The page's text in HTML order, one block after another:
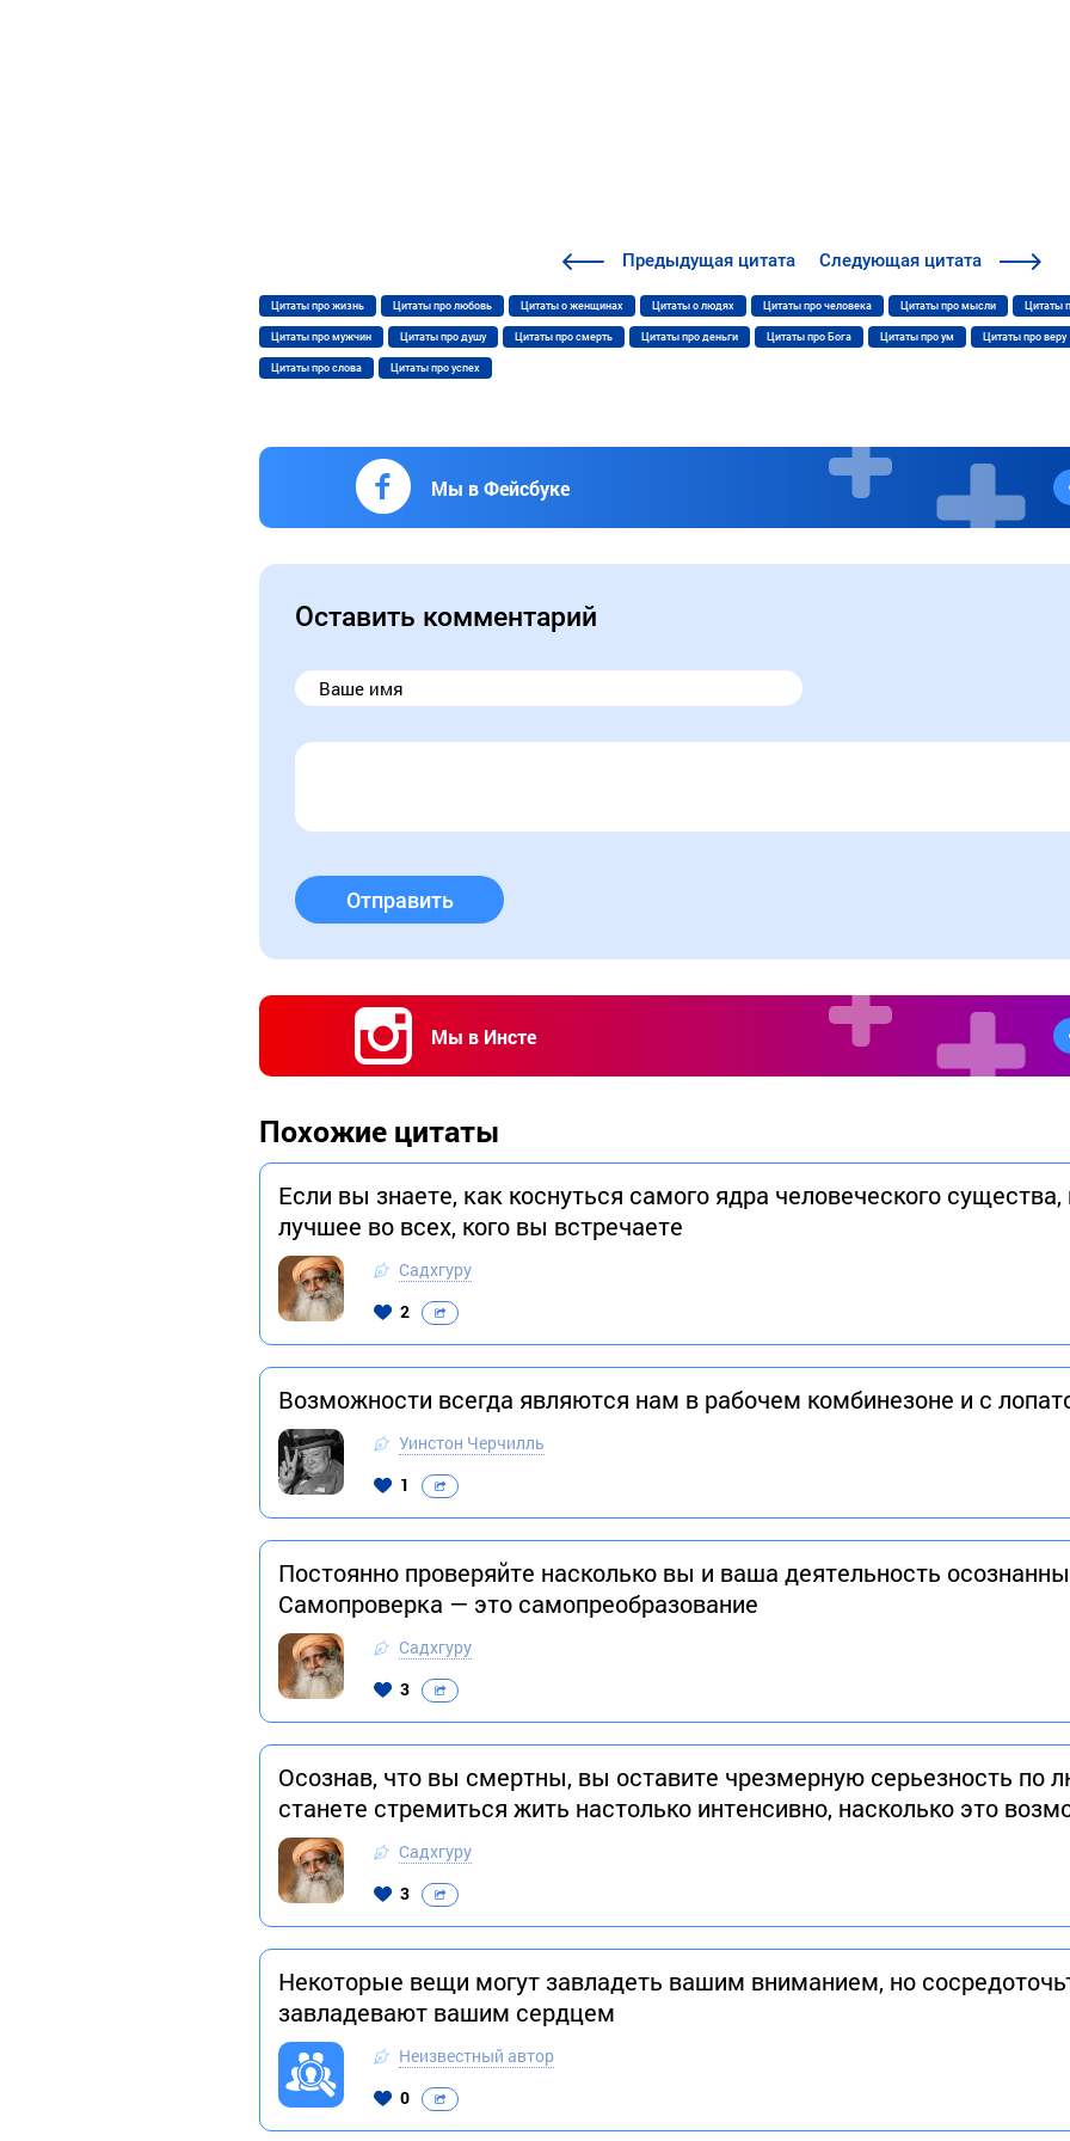
Предыдущая цитата Следующая цитата
Цитаты про жизнь Цитаты про любовь Цитаты о женщинах Цитаты о людях Цитаты про человека Цитаты про мысли Цитаты
Цитаты про мужчин Цитаты про душу Цитаты про смерть Цитаты про деньги Цитаты про Бога Цитаты про ум Цитаты про веру
Цитаты про слова Цитаты про успех
Мы в Фейсбуке
Оставить комментарий
Отправить
Мы в Инсте
Похожие цитаты
Если вы знаете, как коснуться самого ядра человеческого
лучшее во всех, кого вы встречаете
Садхгуру
2
Возможности всегда являются нам в рабочем комбинезоне и с
Уинстон Черчилль
1
Постоянно проверяйте насколько вы и ваша деятельность
Самопроверка — это самопреобразование
Садхгуру
3
Осознав, что вы смертны, вы оставите чрезмерную серьезность по
станете стремиться жить настолько интенсивно, насколько это
Садхгуру
3
Некоторые вещи могут завладеть вашим вниманием, но
завладевают вашим сердцем
Неизвестный автор
0